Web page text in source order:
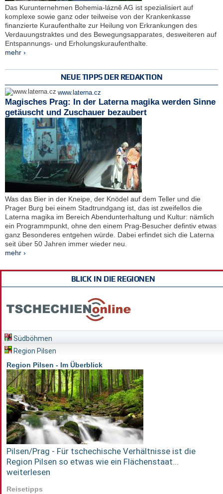
Das Kurunternehmen Bohemia-lázně AG ist spezialisiert auf
komplexe sowie ganz oder teilweise von der Krankenkasse
finanzierte Kuraufenthalte zur Heilung von Erkrankungen des
Verdauungstraktes und des Bewegungsapparates, desweiteren auf
Entspannungs- und Erholungskuraufenthalte.
mehr ›
NEUE TIPPS DER REDAKTION
www.laterna.cz
Magisches Prag: In der Laterna magika werden Sinne
getäuscht und Zuschauer bezaubert
Was das Bier in der Kneipe, der Knödel auf dem Teller und die
Prager Burg bei einem Stadtrundgang ist, das ist zweifellos die
Laterna magika im Bereich Abendunterhaltung und Kultur: nämlich
ein Programmpunkt, ohne den einem Prag-Besucher defintiv etwas
ganz Besonderes entgehen würde. Dabei erfindet sich die Laterna
seit über 50 Jahren immer wieder neu.
mehr ›
BLICK IN DIE REGIONEN
Südböhmen
Region Pilsen
Region Pilsen - Im Überblick
Pilsen/Prag - Für tschechische Verhältnisse ist die
Region Pilsen so etwas wie ein Flächenstaat...
weiterlesen
Reisetipps